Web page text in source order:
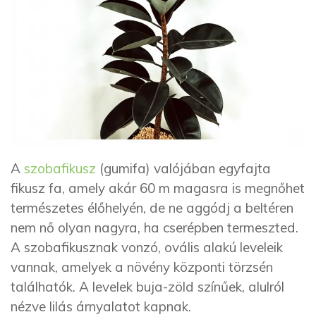
A szobafikusz (gumifa) valójában egyfajta
fikusz fa, amely akár 60 m magasra is megnőhet
természetes élőhelyén, de ne aggódj a beltéren
nem nő olyan nagyra, ha cserépben termeszted.
A szobafikusznak vonzó, ovális alakú leveleik
vannak, amelyek a növény központi törzsén
találhatók. A levelek buja-zöld színűek, alulról
nézve lilás árnyalatot kapnak.